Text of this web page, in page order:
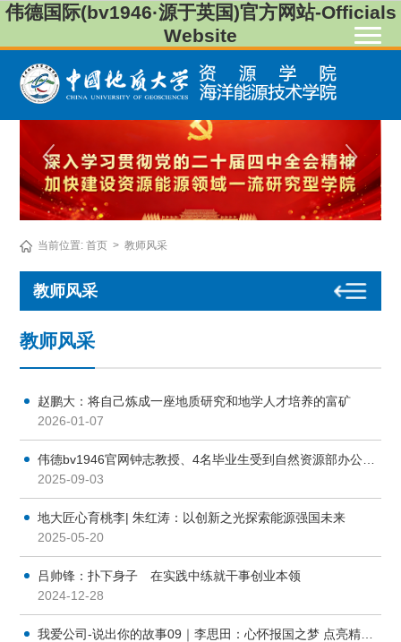
伟德国际(bv1946·源于英国)官方网站-Officials
Website
当前位置:首页 > 教师风采
教师风采
教师风采
赵鹏大：将自己炼成一座地质研究和地学人才培养的富矿
2026-01-07
伟德bv1946官网钟志教授、4名毕业生受到自然资源部办公厅通报表扬
2025-09-03
地大匠心育桃李| 朱红涛：以创新之光探索能源强国未来
2025-05-20
吕帅锋：扑下身子 在实践中练就干事创业本领
2024-12-28
我爱公司-说出你的故事09｜李思田：心怀报国之梦 点亮精神火炬